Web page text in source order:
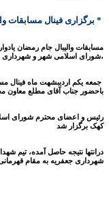
* برگزاری فینال مسابقات
مسابقات والیبال جام رمضان
،شورای اسلامی شهر و شهرداری
جمعه یکم اردیبشهت ماه فینال
باحضور جناب آقای مطلع معاون
رئیس و اعضای محترم شورای
کهک برگزار شد
شهرداری جعفریه به مقام